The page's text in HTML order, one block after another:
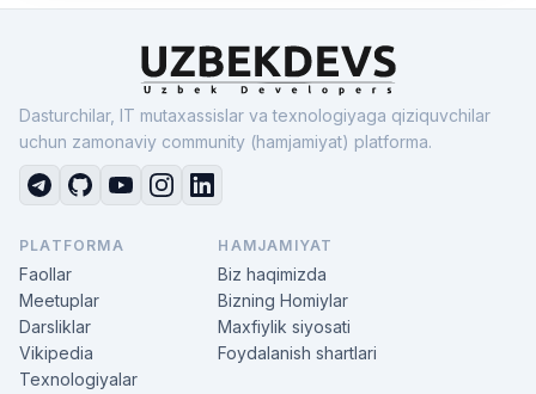
Dasturchilar, IT mutaxassislar va texnologiyaga qiziquvchilar
uchun zamonaviy community (hamjamiyat) platforma.
PLATFORMA
Faollar
Meetuplar
Darsliklar
Vikipedia
Texnologiyalar
HAMJAMIYAT
Biz haqimizda
Bizning Homiylar
Maxfiylik siyosati
Foydalanish shartlari